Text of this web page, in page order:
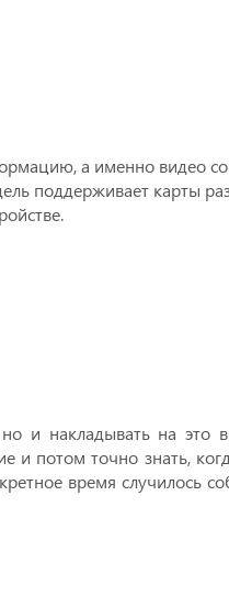
а именно видео со
поддерживает карты
и накладывать на
и потом точно знать,
время случилось